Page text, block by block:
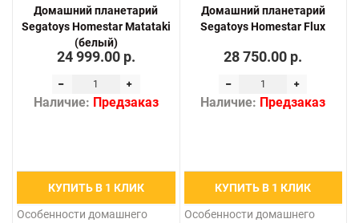
Домашний планетарий
Segatoys Homestar Matataki
(белый)
24 999.00 р.
Наличие: Предзаказ
КУПИТЬ В 1 КЛИК
Особенности домашнего
Домашний планетарий
Segatoys Homestar Flux
28 750.00 р.
Наличие: Предзаказ
КУПИТЬ В 1 КЛИК
Особенности домашнего